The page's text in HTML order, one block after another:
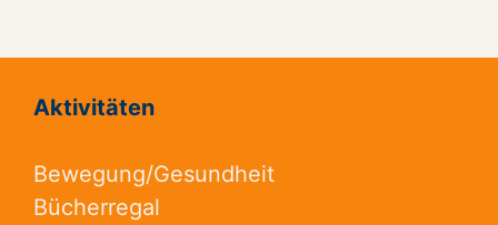
Aktivitäten
Bewegung/Gesundheit
Bücherregal